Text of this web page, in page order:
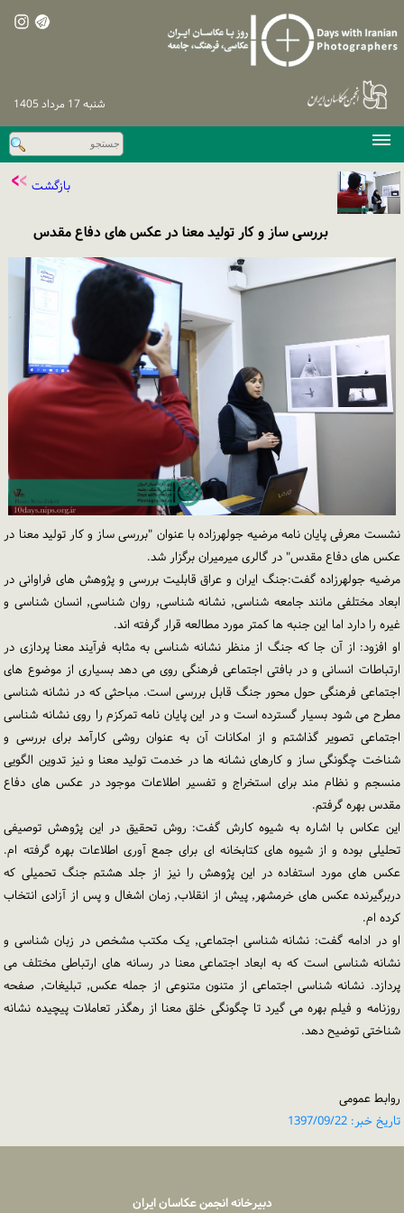
شنبه 17 مرداد 1405
اخبار
نشست‌های تخصصی
پیگیری / ورود
تماس با ما
بازگشت
بررسی ساز و کار تولید معنا در عکس های دفاع مقدس
نشست معرفی پایان نامه مرضیه جولهرزاده با عنوان "بررسی ساز و کار تولید معنا در
عکس های دفاع مقدس" در گالری میرمیران برگزار شد.
مرضیه جولهرزاده گفت:جنگ ایران و عراق قابلیت بررسی و پژوهش های فراوانی در
ابعاد مختلفی مانند جامعه شناسی٬ نشانه شناسی٬ روان شناسی٬ انسان شناسی و
غیره را دارد اما این جنبه ها کمتر مورد مطالعه قرار گرفته اند.
او افزود: از آن جا که جنگ از منظر نشانه شناسی به مثابه فرآیند معنا پردازی در
ارتباطات انسانی و در بافتی اجتماعی فرهنگی روی می دهد بسیاری از موضوع های
اجتماعی فرهنگی حول محور جنگ قابل بررسی است. مباحثی که در نشانه شناسی
مطرح می شود بسیار گسترده است و در این پایان نامه تمرکزم را روی نشانه شناسی
اجتماعی تصویر گذاشتم و از امکانات آن به عنوان روشی کارآمد برای بررسی و
شناخت چگونگی ساز و کارهای نشانه ها در خدمت تولید معنا و نیز تدوین الگویی
منسجم و نظام مند برای استخراج و تفسیر اطلاعات موجود در عکس های دفاع
مقدس بهره گرفتم.
این عکاس با اشاره به شیوه کارش گفت: روش تحقیق در این پژوهش توصیفی
تحلیلی بوده و از شیوه های کتابخانه ای برای جمع آوری اطلاعات بهره گرفته ام.
عکس های مورد استفاده در این پژوهش را نیز از جلد هشتم جنگ تحمیلی که
دربرگیرنده عکس های خرمشهر٬ پیش از انقلاب٬ زمان اشغال و پس از آزادی انتخاب
کرده ام.
او در ادامه گفت: نشانه شناسی اجتماعی٬ یک مکتب مشخص در زبان شناسی و
نشانه شناسی است که به ابعاد اجتماعی معنا در رسانه های ارتباطی مختلف می
پردازد. نشانه شناسی اجتماعی از متنون متنوعی از جمله عکس٬ تبلیغات٬ صفحه
روزنامه و فیلم بهره می گیرد تا چگونگی خلق معنا از رهگذر تعاملات پیچیده نشانه
شناختی توضیح دهد.
روابط عمومی
تاریخ خبر: 1397/09/22
دبیرخانه انجمن عکاسان ایران